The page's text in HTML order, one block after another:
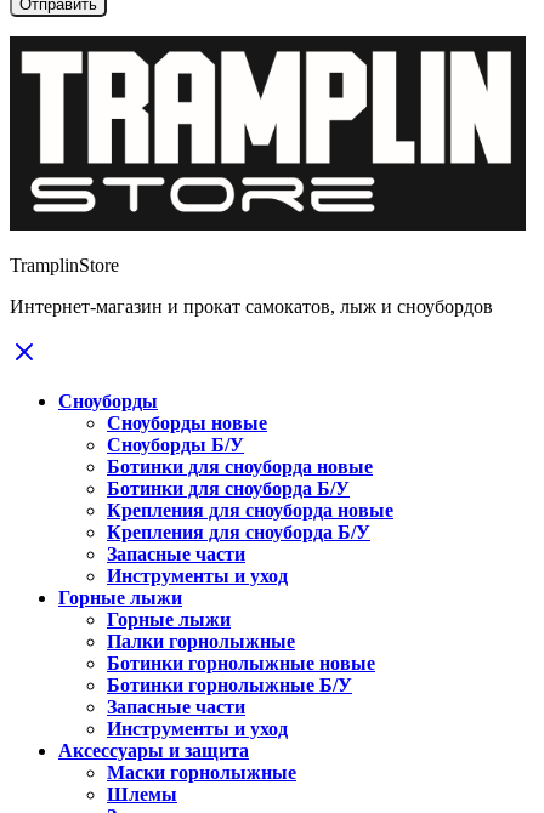
TramplinStore
Интернет-магазин и прокат самокатов, лыж и сноубордов
Сноуборды
Сноуборды новые
Сноуборды Б/У
Ботинки для сноуборда новые
Ботинки для сноуборда Б/У
Крепления для сноуборда новые
Крепления для сноуборда Б/У
Запасные части
Инструменты и уход
Горные лыжи
Горные лыжи
Палки горнолыжные
Ботинки горнолыжные новые
Ботинки горнолыжные Б/У
Запасные части
Инструменты и уход
Аксессуары и защита
Маски горнолыжные
Шлемы